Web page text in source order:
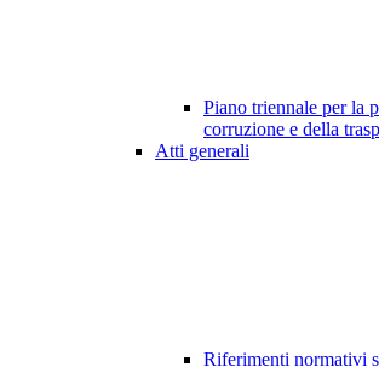
Piano triennale per la
corruzione e della
Atti generali
Riferimenti normativi